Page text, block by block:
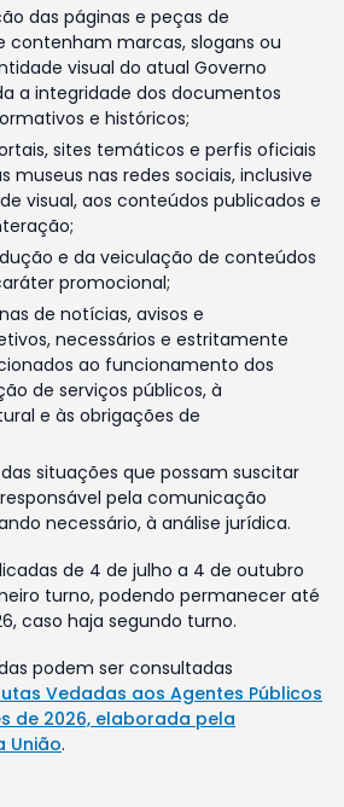
das páginas e peças de
contenham marcas, slogans ou
visual do atual Governo
a integridade dos documentos
e históricos;
sites temáticos e perfis oficiais
museus nas redes sociais, inclusive
visual, aos conteúdos publicados e
e da veiculação de conteúdos
promocional;
de notícias, avisos e
necessários e estritamente
ao funcionamento dos
de serviços públicos, à
e às obrigações de
situações que possam suscitar
pela comunicação
necessário, à análise jurídica.
de 4 de julho a 4 de outubro
turno, podendo permanecer até
caso haja segundo turno.
podem ser consultadas
Vedadas aos Agentes Públicos
de 2026, elaborada pela
União.